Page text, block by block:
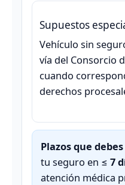
Supuestos
Vehículo sin
vía del Consorcio
cuando
derechos
Plazos que
tu seguro en ≤ 7
atención médica